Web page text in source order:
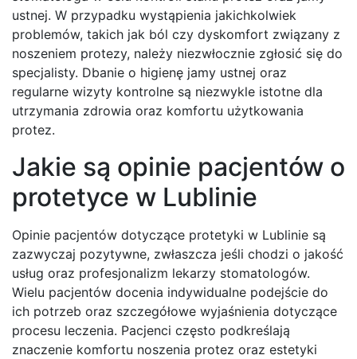
ustnej. W przypadku wystąpienia jakichkolwiek
problemów, takich jak ból czy dyskomfort związany z
noszeniem protezy, należy niezwłocznie zgłosić się do
specjalisty. Dbanie o higienę jamy ustnej oraz
regularne wizyty kontrolne są niezwykle istotne dla
utrzymania zdrowia oraz komfortu użytkowania
protez.
Jakie są opinie pacjentów o
protetyce w Lublinie
Opinie pacjentów dotyczące protetyki w Lublinie są
zazwyczaj pozytywne, zwłaszcza jeśli chodzi o jakość
usług oraz profesjonalizm lekarzy stomatologów.
Wielu pacjentów docenia indywidualne podejście do
ich potrzeb oraz szczegółowe wyjaśnienia dotyczące
procesu leczenia. Pacjenci często podkreślają
znaczenie komfortu noszenia protez oraz estetyki